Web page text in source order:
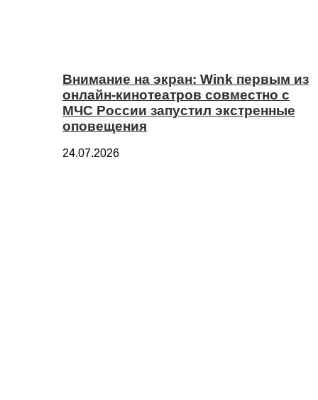
Внимание на экран: Wink первым из
онлайн-кинотеатров совместно с
МЧС России запустил экстренные
оповещения
24.07.2026